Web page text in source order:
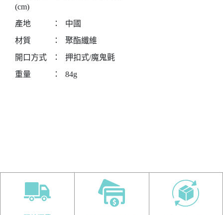
(cm)
產地 ：
中國
材質
：
聚酯纖維
開口方式
：
押扣式/魔鬼氈
重量
： 84g